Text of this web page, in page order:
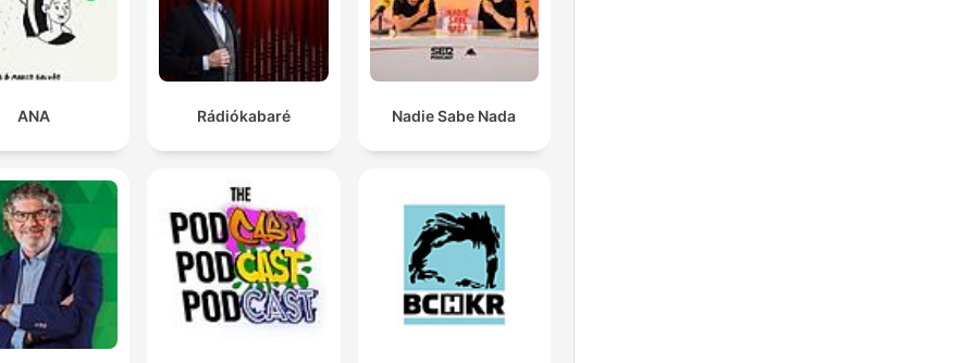
częstotliwości albo efektem Badera-Meinhofa.
00:24:09 · Wyjaśnienie mechanizmu, przez który po obejrzeniu
odcinka słuchacze mogą zacząć częściej dostrzegać symbole
ANA Rádiókabaré Nadie Sabe Nada